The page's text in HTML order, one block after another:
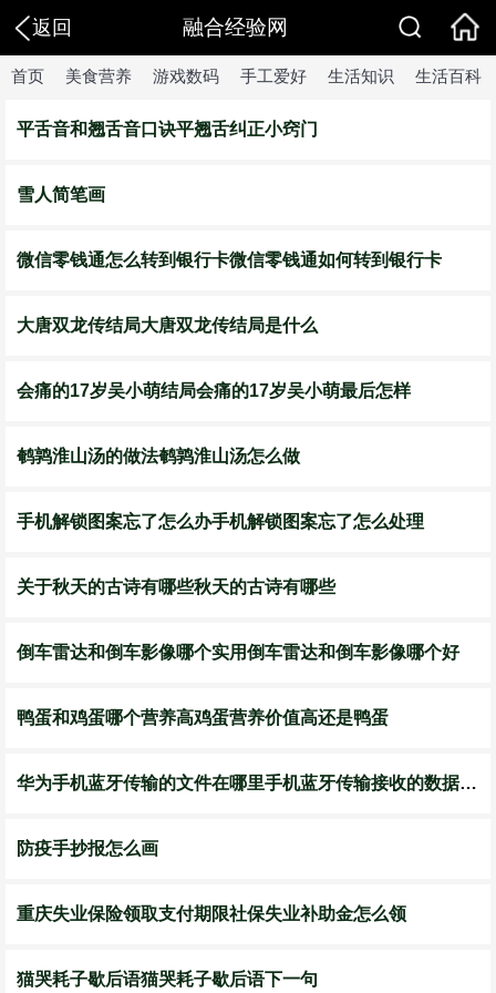
返回 融合经验网
首页 美食营养 游戏数码 手工爱好 生活知识 生活百科
平舌音和翘舌音口诀平翘舌纠正小窍门
雪人简笔画
微信零钱通怎么转到银行卡微信零钱通如何转到银行卡
大唐双龙传结局大唐双龙传结局是什么
会痛的17岁吴小萌结局会痛的17岁吴小萌最后怎样
鹌鹑淮山汤的做法鹌鹑淮山汤怎么做
手机解锁图案忘了怎么办手机解锁图案忘了怎么处理
关于秋天的古诗有哪些秋天的古诗有哪些
倒车雷达和倒车影像哪个实用倒车雷达和倒车影像哪个好
鸭蛋和鸡蛋哪个营养高鸡蛋营养价值高还是鸭蛋
华为手机蓝牙传输的文件在哪里手机蓝牙传输接收的数据保存在哪里
防疫手抄报怎么画
重庆失业保险领取支付期限社保失业补助金怎么领
猫哭耗子歇后语猫哭耗子歇后语下一句